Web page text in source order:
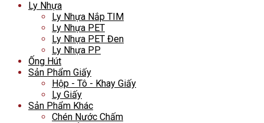
Ly Nhựa
Ly Nhựa Nắp TIM
Ly Nhựa PET
Ly Nhựa PET Đen
Ly Nhựa PP
Ống Hút
Sản Phẩm Giấy
Hộp - Tô - Khay Giấy
Ly Giấy
Sản Phẩm Khác
Chén Nước Chấm